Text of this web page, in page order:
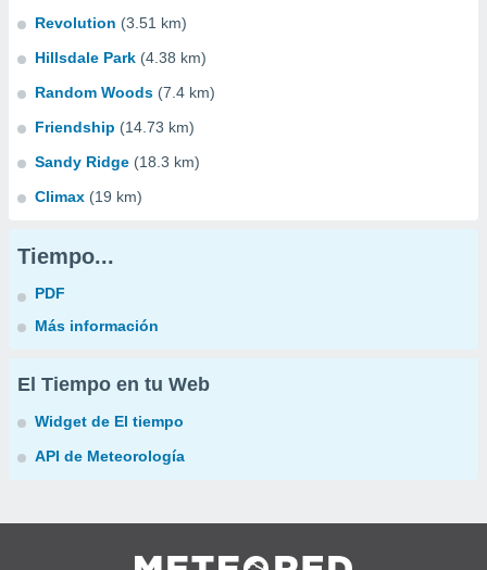
Revolution (3.51 km)
Hillsdale Park (4.38 km)
Random Woods (7.4 km)
Friendship (14.73 km)
Sandy Ridge (18.3 km)
Climax (19 km)
Tiempo...
PDF
Más información
El Tiempo en tu Web
Widget de El tiempo
API de Meteorología